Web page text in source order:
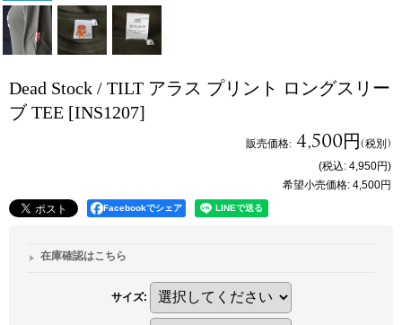
Dead Stock / TILT アラス プリント ロングスリー
ブ TEE [INS1207]
販売価格: 4,500円(税別)
(税込: 4,950円)
希望小売価格: 4,500円
Facebookでシェア
在庫確認はこちら
サイズ: